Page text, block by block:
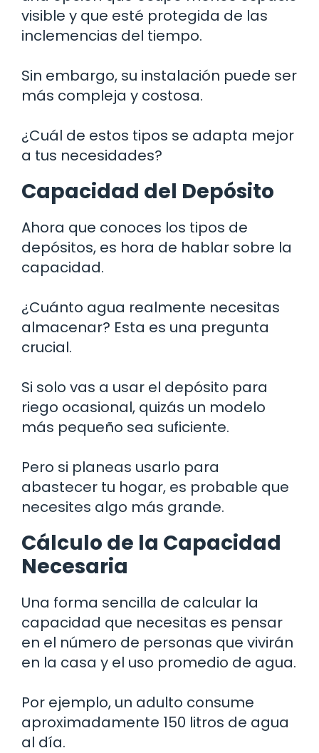
visible y que esté protegida de las
inclemencias del tiempo.
Sin embargo, su instalación puede ser
más compleja y costosa.
¿Cuál de estos tipos se adapta mejor
a tus necesidades?
Capacidad del Depósito
Ahora que conoces los tipos de
depósitos, es hora de hablar sobre la
capacidad.
¿Cuánto agua realmente necesitas
almacenar? Esta es una pregunta
crucial.
Si solo vas a usar el depósito para
riego ocasional, quizás un modelo
más pequeño sea suficiente.
Pero si planeas usarlo para
abastecer tu hogar, es probable que
necesites algo más grande.
Cálculo de la Capacidad
Necesaria
Una forma sencilla de calcular la
capacidad que necesitas es pensar
en el número de personas que vivirán
en la casa y el uso promedio de agua.
Por ejemplo, un adulto consume
aproximadamente 150 litros de agua
al día.